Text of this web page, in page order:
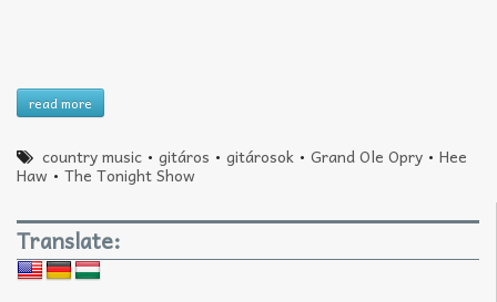
read more
country music •gitáros •gitárosok •Grand Ole Opry •Hee
Haw • The Tonight Show
Translate: